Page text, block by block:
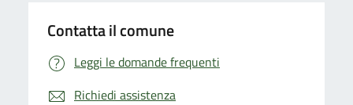
Contatta il comune
Leggi le domande frequenti
Richiedi assistenza